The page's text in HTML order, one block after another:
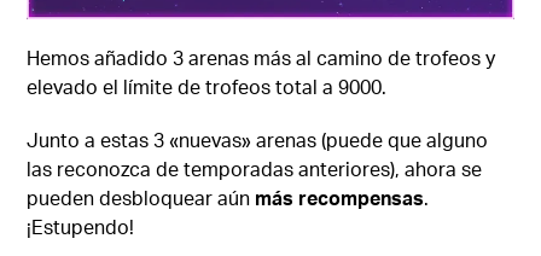
Hemos añadido 3 arenas más al camino de trofeos y
elevado el límite de trofeos total a 9000.
Junto a estas 3 «nuevas» arenas (puede que alguno
las reconozca de temporadas anteriores), ahora se
pueden desbloquear aún más recompensas.
¡Estupendo!